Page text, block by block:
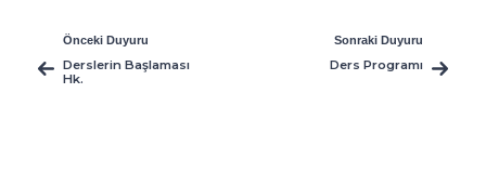
Önceki Duyuru
Derslerin Başlaması
Hk.
Sonraki Duyuru
Ders Programı